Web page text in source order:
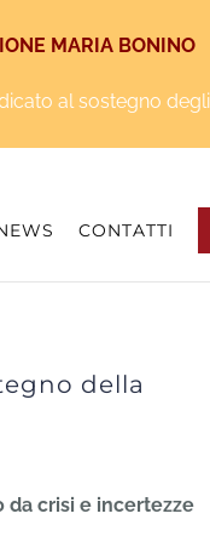
CONTATTI
della
da crisi e incertezze
MARIA BONINO
al sostegno